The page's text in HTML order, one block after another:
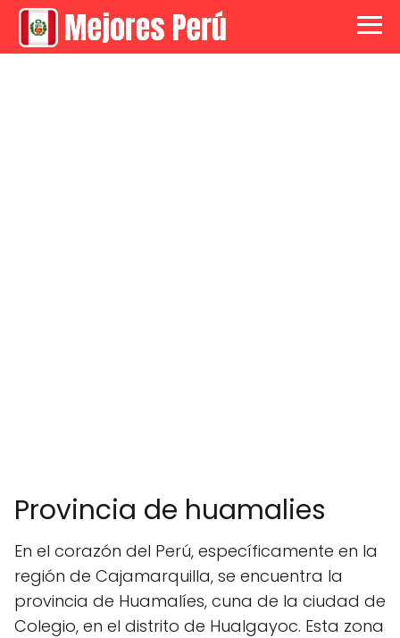
Provincia de huamalies
En el corazón del Perú, específicamente en la
región de Cajamarquilla, se encuentra la
provincia de Huamalíes, cuna de la ciudad de
Colegio, en el distrito de Hualgayoc. Esta zona